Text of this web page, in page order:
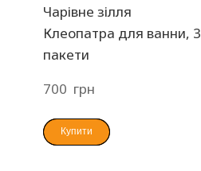
Чарівне зілля
Клеопатра для ванни, 3
пакети
700  грн
Купити